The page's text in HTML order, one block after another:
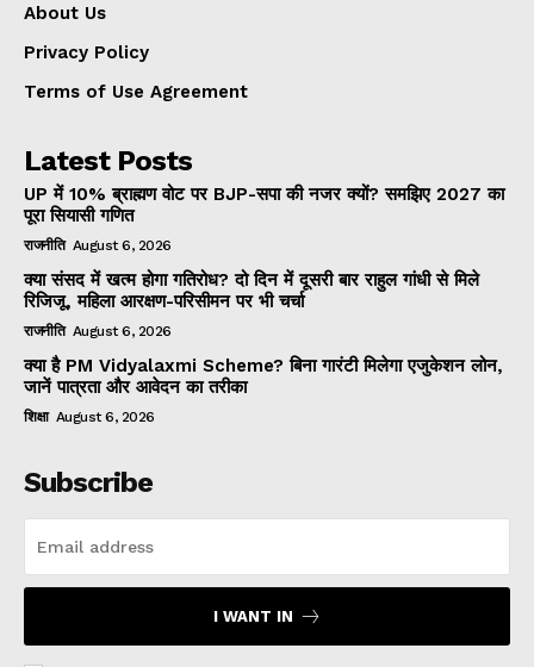
About Us
Privacy Policy
Terms of Use Agreement
Latest Posts
UP में 10% ब्राह्मण वोट पर BJP-सपा की नजर क्यों? समझिए 2027 का
पूरा सियासी गणित
राजनीति August 6, 2026
क्या संसद में खत्म होगा गतिरोध? दो दिन में दूसरी बार राहुल गांधी से मिले
रिजिजू, महिला आरक्षण-परिसीमन पर भी चर्चा
राजनीति August 6, 2026
क्या है PM Vidyalaxmi Scheme? बिना गारंटी मिलेगा एजुकेशन लोन,
जानें पात्रता और आवेदन का तरीका
शिक्षा August 6, 2026
Subscribe
I WANT IN